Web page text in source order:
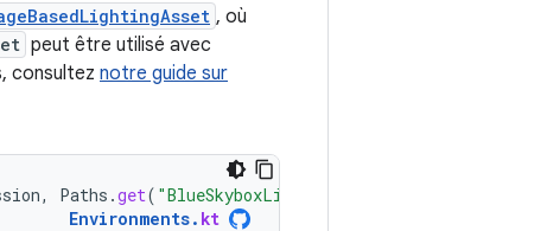
, où
peut être utilisé avec
consultez notre guide sur
, Paths .get( "BlueSkyboxLighting.zip"
Environments. kt